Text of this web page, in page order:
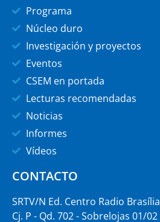
Programa
Núcleo duro
Investigación y proyectos
Eventos
CSEM en portada
Lecturas recomendadas
Noticias
Informes
Vídeos
CONTACTO
SRTV/N Ed. Centro Radio Brasília
Cj. P - Qd. 702 - Sobrelojas 01/02